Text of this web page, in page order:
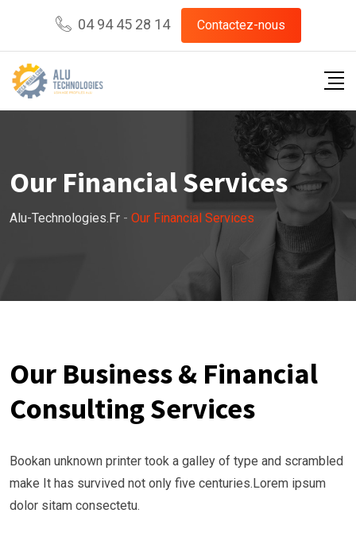
04 94 45 28 14 Contactez-nous
Our Financial Services
Alu-Technologies.fr - Our Financial Services
Our Business & Financial
Consulting Services
Bookan unknown printer took a galley of type and scrambled
make It has survived not only five centuries.Lorem ipsum
dolor sitam consectetu.